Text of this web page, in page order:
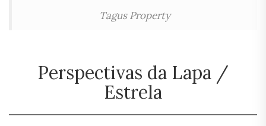
Tagus Property
Perspectivas da Lapa /
Estrela